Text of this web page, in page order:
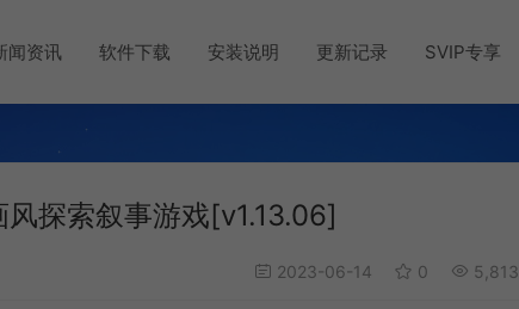
闻资讯 软件下载 安装说明 更新记录 SVIP专享
探索叙事游戏[v1.13.06]
2023-06-14 0 5,813